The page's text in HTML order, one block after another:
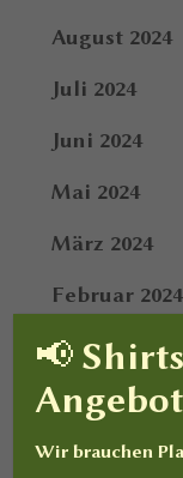
August 2024
Juli 2024
Juni 2024
Mai 2024
März 2024
Februar 2024
Januar 2024
Dezember
Oktober
📢
Wir brauchen